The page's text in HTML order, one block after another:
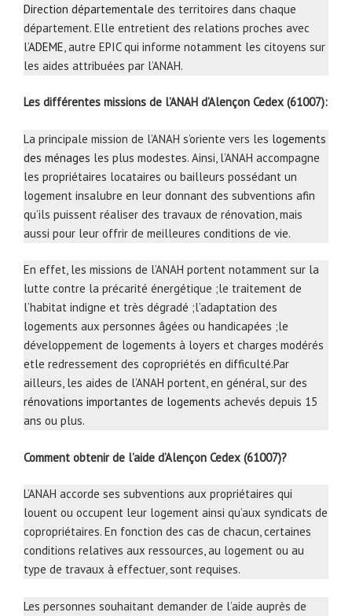
Direction départementale des territoires dans chaque
département. Elle entretient des relations proches avec
l’ADEME, autre EPIC qui informe notamment les citoyens sur
les aides attribuées par l’ANAH.
Les différentes missions de l’ANAH d’Alençon Cedex (61007):
La principale mission de l’ANAH s’oriente vers les logements
des ménages les plus modestes. Ainsi, l’ANAH accompagne
les propriétaires locataires ou bailleurs possédant un
logement insalubre en leur donnant des subventions afin
qu’ils puissent réaliser des travaux de rénovation, mais
aussi pour leur offrir de meilleures conditions de vie.
En effet, les missions de l’ANAH portent notamment sur la
lutte contre la précarité énergétique ;le traitement de
l’habitat indigne et très dégradé ;l’adaptation des
logements aux personnes âgées ou handicapées ;le
développement de logements à loyers et charges modérés
etle redressement des copropriétés en difficulté.Par
ailleurs, les aides de l’ANAH portent, en général, sur des
rénovations importantes de logements achevés depuis 15
ans ou plus.
Comment obtenir de l’aide d’Alençon Cedex (61007)?
L’ANAH accorde ses subventions aux propriétaires qui
louent ou occupent leur logement ainsi qu’aux syndicats de
copropriétaires. En fonction des cas de chacun, certaines
conditions relatives aux ressources, au logement ou au
type de travaux à effectuer, sont requises.
Les personnes souhaitant demander de l’aide auprès de